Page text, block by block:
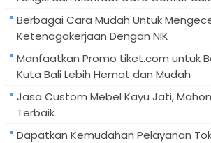
Berbagai Cara Mudah Untuk
Ketenagakerjaan Dengan NIK
Manfaatkan Promo tiket.com untuk
Kuta Bali Lebih Hemat dan Mudah
Jasa Custom Mebel Kayu Jati,
Terbaik
Dapatkan Kemudahan Pelayanan